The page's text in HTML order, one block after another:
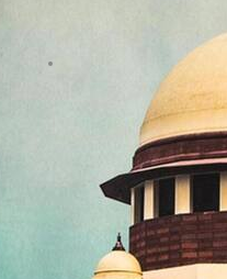
घोटाला:
में पश्चिम बंगाल
अभिषेक से केंद्रीय